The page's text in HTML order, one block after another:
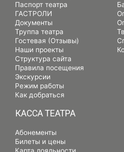
Паспорт театра
ГАСТРОЛИ
Документы
Труппа театра
Гостевая (Отзывы)
Наши проекты
Структура сайта
Правила посещения
Экскурсии
Режим работы
Как добраться
КАССА ТЕАТРА
Абонементы
Билеты и цены